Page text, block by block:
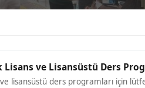
Lisans ve Lisansüstü Ders
lisansüstü ders programları için